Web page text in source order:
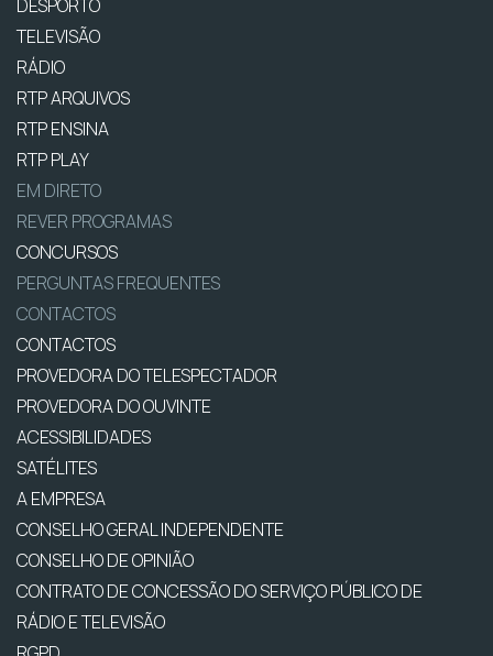
DESPORTO
TELEVISÃO
RÁDIO
RTP ARQUIVOS
RTP ENSINA
RTP PLAY
EM DIRETO
REVER PROGRAMAS
CONCURSOS
PERGUNTAS FREQUENTES
CONTACTOS
CONTACTOS
PROVEDORA DO TELESPECTADOR
PROVEDORA DO OUVINTE
ACESSIBILIDADES
SATÉLITES
A EMPRESA
CONSELHO GERAL INDEPENDENTE
CONSELHO DE OPINIÃO
CONTRATO DE CONCESSÃO DO SERVIÇO PÚBLICO DE
RÁDIO E TELEVISÃO